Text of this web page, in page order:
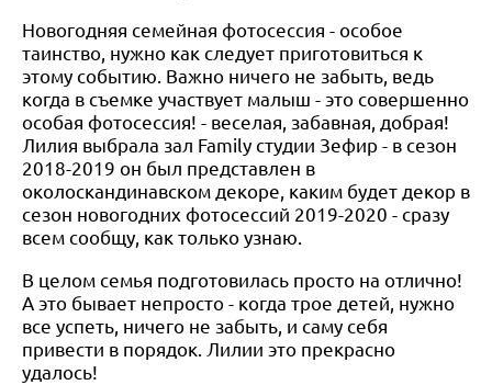
Новогодняя семейная фотосессия - особое
таинство, нужно как следует приготовиться к
этому событию. Важно ничего не забыть, ведь
когда в съемке участвует малыш - это совершенно
особая фотосессия! - веселая, забавная, добрая!
Лилия выбрала зал Family студии Зефир - в сезон
2018-2019 он был представлен в
околоскандинавском декоре, каким будет декор в
сезон новогодних фотосессий 2019-2020 - сразу
всем сообщу, как только узнаю.
В целом семья подготовилась просто на отлично!
А это бывает непросто - когда трое детей, нужно
все успеть, ничего не забыть, и саму себя
привести в порядок. Лилии это прекрасно
удалось!